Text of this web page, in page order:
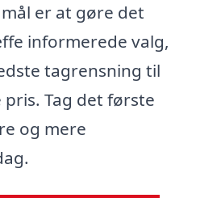
er at gøre det
informerede valg,
tagrensning til
Tag det første
og mere